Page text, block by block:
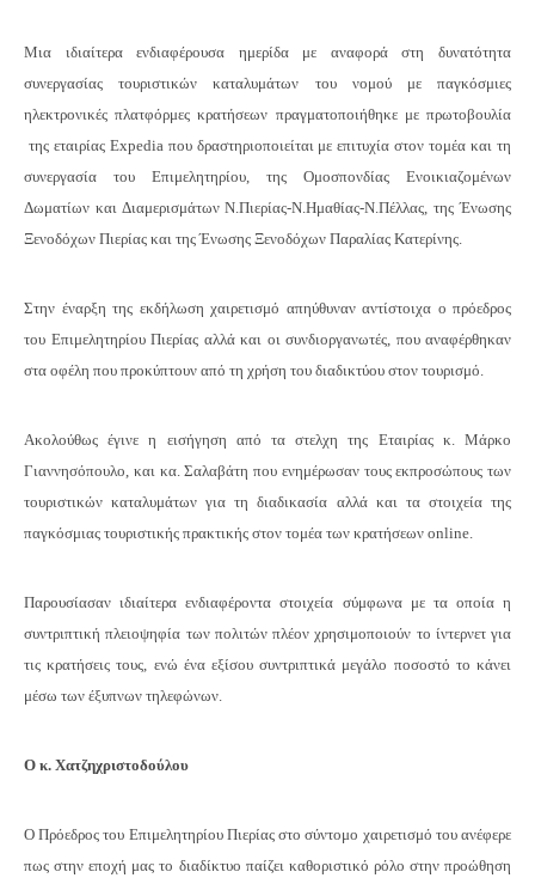
ΕΒΕΠ-
ΚΜ
Πιερία
Μια ιδιαίτερα ενδιαφέρουσα ημερίδα με αναφορά στη δυνατότητα
συνεργασίας τουριστικών καταλυμάτων του νομού με παγκόσμιες
ηλεκτρονικές πλατφόρμες κρατήσεων πραγματοποιήθηκε με πρωτοβουλία
της εταιρίας Expedia που δραστηριοποιείται με επιτυχία στον τομέα και τη
συνεργασία του Επιμελητηρίου, της Ομοσπονδίας Ενοικιαζομένων
Δωματίων και Διαμερισμάτων Ν.Πιερίας-Ν.Ημαθίας-Ν.Πέλλας, της Ένωσης
Ξενοδόχων Πιερίας και της Ένωσης Ξενοδόχων Παραλίας Κατερίνης.
Στην έναρξη της εκδήλωση χαιρετισμό απηύθυναν αντίστοιχα ο πρόεδρος
του Επιμελητηρίου Πιερίας αλλά και οι συνδιοργανωτές, που αναφέρθηκαν
στα οφέλη που προκύπτουν από τη χρήση του διαδικτύου στον τουρισμό.
Ακολούθως έγινε η εισήγηση από τα στελχη της Εταιρίας κ. Μάρκο
Γιαννησόπουλο, και κα. Σαλαβάτη που ενημέρωσαν τους εκπροσώπους των
τουριστικών καταλυμάτων για τη διαδικασία αλλά και τα στοιχεία της
παγκόσμιας τουριστικής πρακτικής στον τομέα των κρατήσεων online.
Παρουσίασαν ιδιαίτερα ενδιαφέροντα στοιχεία σύμφωνα με τα οποία η
συντριπτική πλειοψηφία των πολιτών πλέον χρησιμοποιούν το ίντερνετ για
τις κρατήσεις τους, ενώ ένα εξίσου συντριπτικά μεγάλο ποσοστό το κάνει
μέσω των έξυπνων τηλεφώνων.
Ο κ. Χατζηχριστοδούλου
Ο Πρόεδρος του Επιμελητηρίου Πιερίας στο σύντομο χαιρετισμό του ανέφερε
πως στην εποχή μας το διαδίκτυο παίζει καθοριστικό ρόλο στην προώθηση